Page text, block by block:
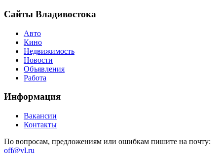
Сайты Владивостока
Авто
Кино
Недвижимость
Новости
Объявления
Работа
Информация
Вакансии
Контакты
По вопросам, предложениям или ошибкам пишите на почту:
off@vl.ru